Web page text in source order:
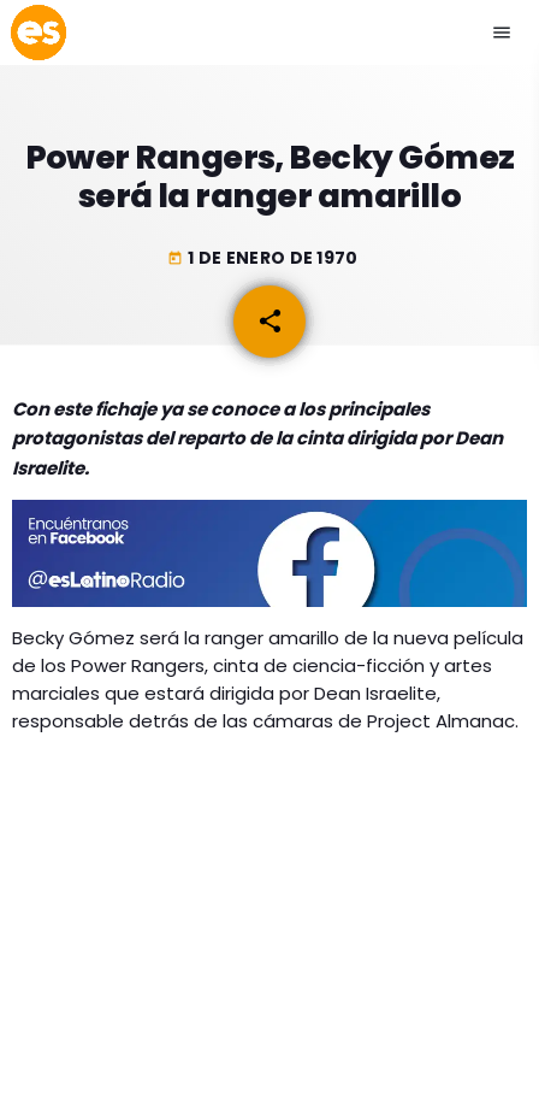
menu
play_arrow EMISIÓN LA PAZ
ESLATINO NEWS
ACTUALIDAD
ESPECTÁCULOS
GEEKERS
MÚSICA
LOS + TOP
PROGRAMACIÓN
INICIO
RADIO SPLENDID
CONTACTO
Power Rangers, Becky Gómez
será la ranger amarillo
today 1 DE ENERO DE 1970
share
email
Con este fichaje ya se conoce a los principales
protagonistas del reparto de la cinta dirigida por Dean
Israelite.
Becky Gómez será la ranger amarillo de la nueva película
de los Power Rangers, cinta de ciencia-ficción y artes
marciales que estará dirigida por Dean Israelite,
responsable detrás de las cámaras de Project Almanac.